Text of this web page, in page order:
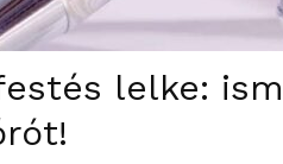
lelke: